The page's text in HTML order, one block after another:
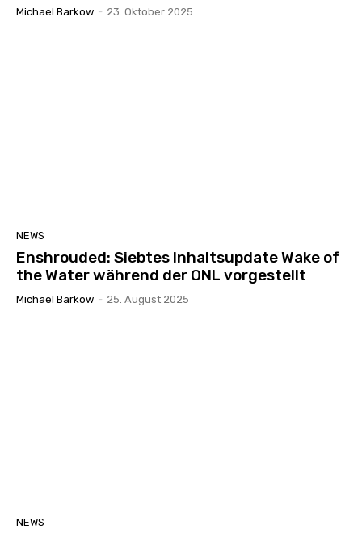
Michael Barkow - 23. Oktober 2025
NEWS
Enshrouded: Siebtes Inhaltsupdate Wake of
the Water während der ONL vorgestellt
Michael Barkow - 25. August 2025
NEWS